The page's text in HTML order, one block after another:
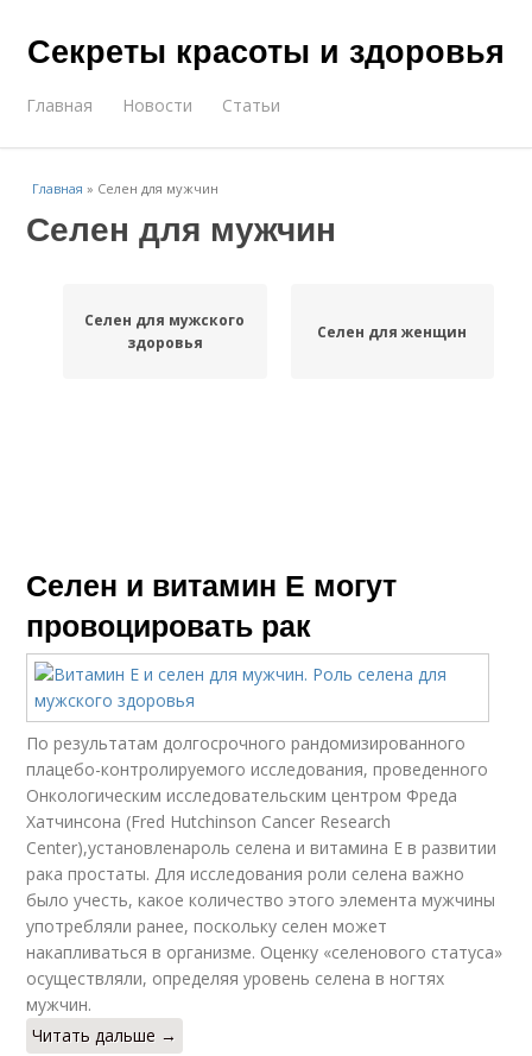
Секреты красоты и здоровья
Главная Новости Статьи
Главная » Селен для мужчин
Селен для мужчин
Селен для мужского
здоровья
Селен для женщин
Селен и витамин Е могут
провоцировать рак
По результатам долгосрочного рандомизированного
плацебо-контролируемого исследования, проведенного
Онкологическим исследовательским центром Фреда
Хатчинсона (Fred Hutchinson Cancer Research
Center),установленароль селена и витамина Е в развитии
рака простаты. Для исследования роли селена важно
было учесть, какое количество этого элемента мужчины
употребляли ранее, поскольку селен может
накапливаться в организме. Оценку «селенового статуса»
осуществляли, определяя уровень селена в ногтях
мужчин.
Читать дальше →